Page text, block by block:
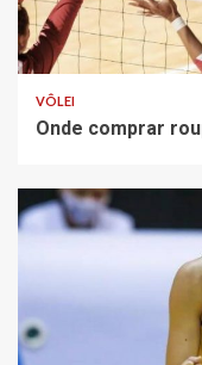
VÔLEI
Onde comprar